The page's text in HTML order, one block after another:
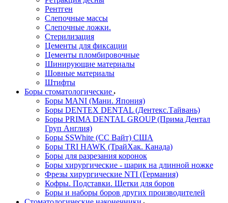
Рентген
Слепочные массы
Слепочные ложки.
Стерилизация
Цементы для фиксации
Цементы пломбировочные
Шинирующие материалы
Шовные материалы
Штифты
Боры стоматологические
Боры MANI (Мани. Япония)
Боры DENTEX DENTAL (Дентекс.Тайвань)
Боры PRIMA DENTAL GROUP (Прима Дентал
Груп Англия)
Боры SSWhite (СС Вайт) США
Боры TRI HAWK (ТрайХак. Канада)
Боры для разрезания коронок
Боры хирургические - шарик на длинной ножке
Фрезы хирургические NTI (Германия)
Кофры. Подставки. Щетки для боров
Боры и наборы боров других производителей